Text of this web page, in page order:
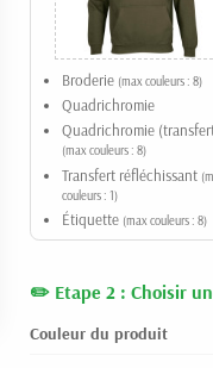
Broderie (max couleurs : 8)
Quadrichromie
Quadrichromie
(max couleurs : 8)
Transfert réfléchissant
couleurs : 1)
Étiquette (max couleurs : 8)
Etape 2 : Choisir
Couleur du produit